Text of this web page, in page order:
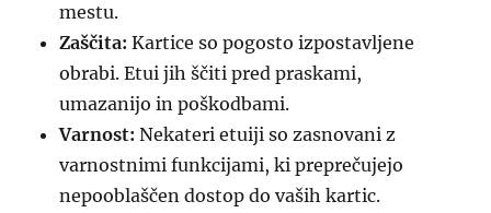
mestu.
Zaščita: Kartice so pogosto izpostavljene
obrabi. Etui jih ščiti pred praskami,
umazanijo in poškodbami.
Varnost: Nekateri etuiji so zasnovani z
varnostnimi funkcijami, ki preprečujejo
nepooblaščen dostop do vaših kartic.